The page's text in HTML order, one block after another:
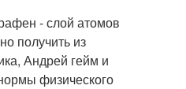
- слой атомов
получить из
Андрей гейм и
физического